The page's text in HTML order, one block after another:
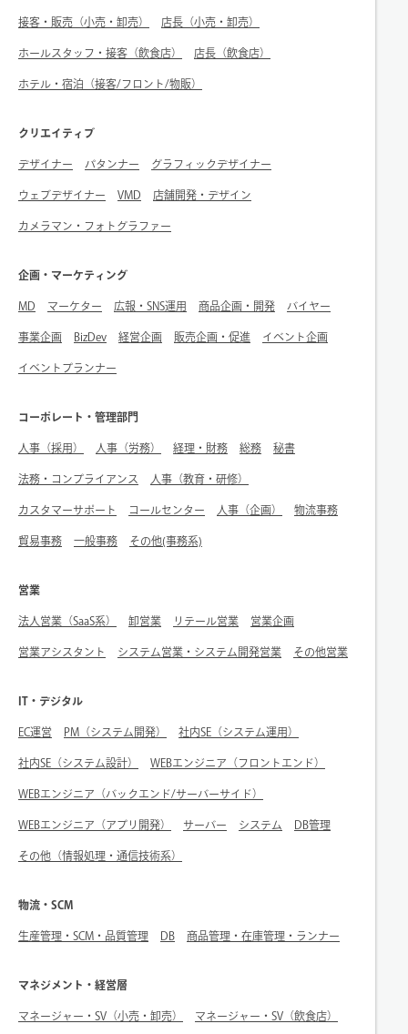
接客・販売（小売・卸売） 店長（小売・卸売）
ホールスタッフ・接客（飲食店） 店長（飲食店）
ホテル・宿泊（接客/フロント/物販）
クリエイティブ
デザイナー パタンナー グラフィックデザイナー
ウェブデザイナー VMD 店舗開発・デザイン
カメラマン・フォトグラファー
企画・マーケティング
MD マーケター 広報・SNS運用 商品企画・開発 バイヤー
事業企画 BizDev 経営企画 販売企画・促進 イベント企画
イベントプランナー
コーポレート・管理部門
人事（採用） 人事（労務） 経理・財務 総務 秘書
法務・コンプライアンス 人事（教育・研修）
カスタマーサポート コールセンター 人事（企画） 物流事務
貿易事務 一般事務 その他(事務系)
営業
法人営業（SaaS系） 卸営業 リテール営業 営業企画
営業アシスタント システム営業・システム開発営業 その他営業
IT・デジタル
EC運営 PM（システム開発） 社内SE（システム運用）
社内SE（システム設計） WEBエンジニア（フロントエンド）
WEBエンジニア（バックエンド/サーバーサイド）
WEBエンジニア（アプリ開発） サーバー システム DB管理
その他（情報処理・通信技術系）
物流・SCM
生産管理・SCM・品質管理 DB 商品管理・在庫管理・ランナー
マネジメント・経営層
マネージャー・SV（小売・卸売） マネージャー・SV（飲食店）